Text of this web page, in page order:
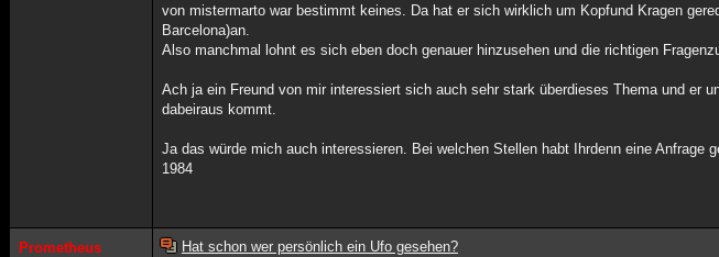
von mistermarto war bestimmt keines. Da hat er sich wirklich um Kopfund Kragen
Barcelona)an.
Also manchmal lohnt es sich eben doch genauer hinzusehen und die richtigen
Ach ja ein Freund von mir interessiert sich auch sehr stark überdieses Thema und er
dabeiraus kommt.
Ja das würde mich auch interessieren. Bei welchen Stellen habt Ihrdenn eine Anfrage
1984
Prometheus Hat schon wer persönlich ein Ufo gesehen?